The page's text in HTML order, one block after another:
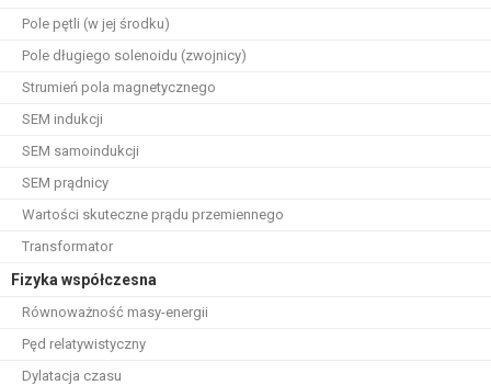
Pole pętli (w jej środku)
Pole długiego solenoidu (zwojnicy)
Strumień pola magnetycznego
SEM indukcji
SEM samoindukcji
SEM prądnicy
Wartości skuteczne prądu przemiennego
Transformator
Fizyka współczesna
Równoważność masy-energii
Pęd relatywistyczny
Dylatacja czasu